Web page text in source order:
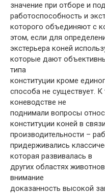
значение при отборе и
работоспособность и
которого объединяют с
этом, если для
экстерьера коней
которые дают
типа
конституции кроме
способа не существует.
коневодстве не
поднимали вопросы
конституции коней в
производительности –
придерживались
которая развивалась в
других областях
внимание
доказанность высокой